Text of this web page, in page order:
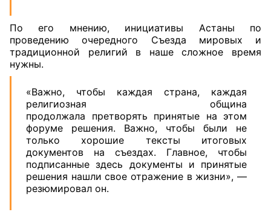
По его мнению, инициативы Астаны по
проведению очередного Съезда мировых и
традиционной религий в наше сложное время
нужны.
«Важно, чтобы каждая страна, каждая
религиозная община
продолжала претворять принятые на этом
форуме решения. Важно, чтобы были не
только хорошие тексты итоговых
документов на съездах. Главное, чтобы
подписанные здесь документы и принятые
решения нашли свое отражение в жизни», —
резюмировал он.